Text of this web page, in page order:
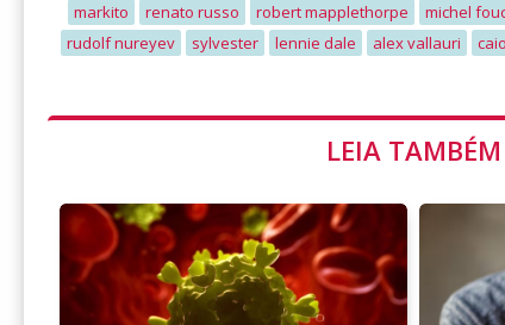
markito
renato russo robert mapplethorpe michel
rudolf nureyev
sylvester lennie dale alex vallauri
LEIA TAMBÉM